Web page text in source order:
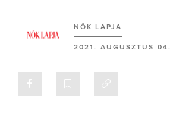
NŐK LAPJA
2021. AUGUSZTUS 04.